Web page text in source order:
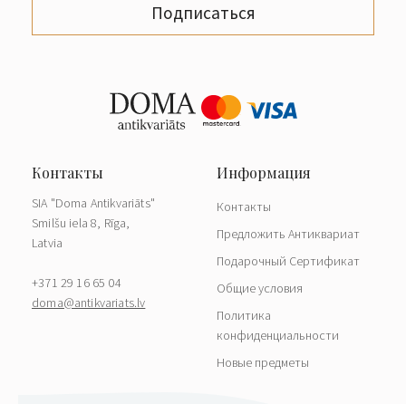
Подписаться
SIA "Doma Antikvariāts"
Smilšu iela 8, Rīga,
Latvia
+371 29 16 65 04
doma@antikvariats.lv
Контакты
Предложить Антиквариат
Подарочный Сертификат
Общие условия
Политика
конфиденциальности
Новые предметы